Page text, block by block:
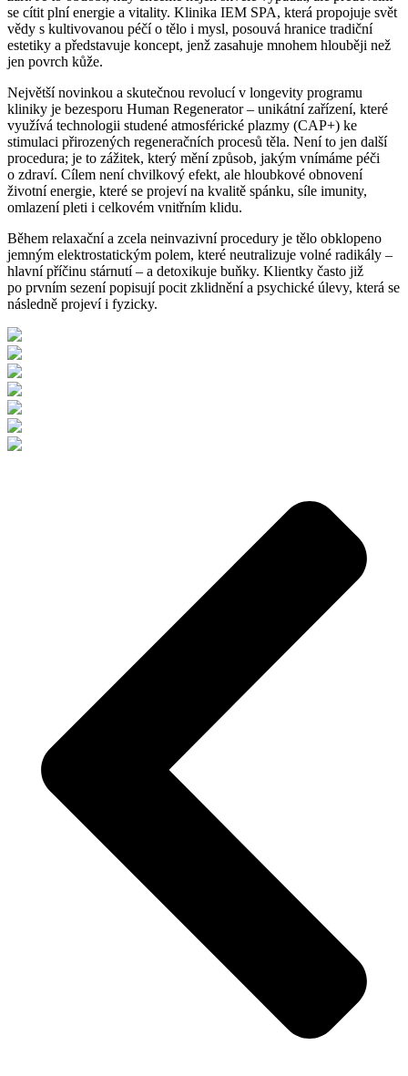
se cítit plní energie a vitality. Klinika IEM SPA, která propojuje svět
vědy s kultivovanou péčí o tělo i mysl, posouvá hranice tradiční
estetiky a představuje koncept, jenž zasahuje mnohem hlouběji než
jen povrch kůže.
Největší novinkou a skutečnou revolucí v longevity programu
kliniky je bezesporu Human Regenerator – unikátní zařízení, které
využívá technologii studené atmosférické plazmy (CAP+) ke
stimulaci přirozených regeneračních procesů těla. Není to jen další
procedura; je to zážitek, který mění způsob, jakým vnímáme péči
o zdraví. Cílem není chvilkový efekt, ale hloubkové obnovení
životní energie, které se projeví na kvalitě spánku, síle imunity,
omlazení pleti i celkovém vnitřním klidu.
Během relaxační a zcela neinvazivní procedury je tělo obklopeno
jemným elektrostatickým polem, které neutralizuje volné radikály –
hlavní příčinu stárnutí – a detoxikuje buňky. Klientky často již
po prvním sezení popisují pocit zklidnění a psychické úlevy, která se
následně projeví i fyzicky.